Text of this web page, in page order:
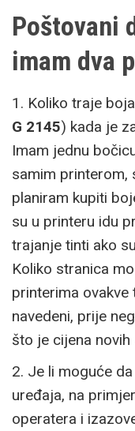
Poštovani
imam dva
1. Koliko traje
G 2145) kada je
Imam jednu
samim printerom,
planiram kupiti
su u printeru idu
trajanje tinti ako
Koliko stranica
printerima
navedeni, prije
što je cijena
2. Je li moguće
uređaja, na
operatera i